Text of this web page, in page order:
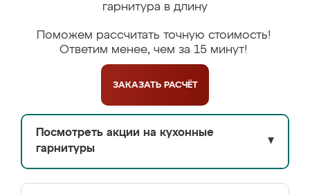
гарнитура в длину
Поможем рассчитать точную стоимость!
Ответим менее, чем за 15 минут!
ЗАКАЗАТЬ РАСЧЁТ
Посмотреть акции на кухонные
гарнитуры
▼